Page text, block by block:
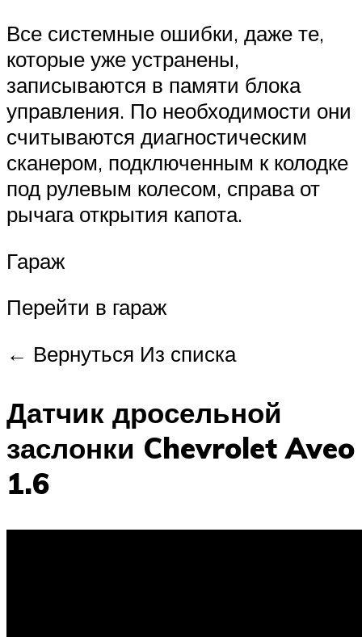
Все системные ошибки, даже те,
которые уже устранены,
записываются в памяти блока
управления. По необходимости они
считываются диагностическим
сканером, подключенным к колодке
под рулевым колесом, справа от
рычага открытия капота.
Гараж
Перейти в гараж
← Вернуться Из списка
Датчик дросельной
заслонки Chevrolet Aveo
1.6